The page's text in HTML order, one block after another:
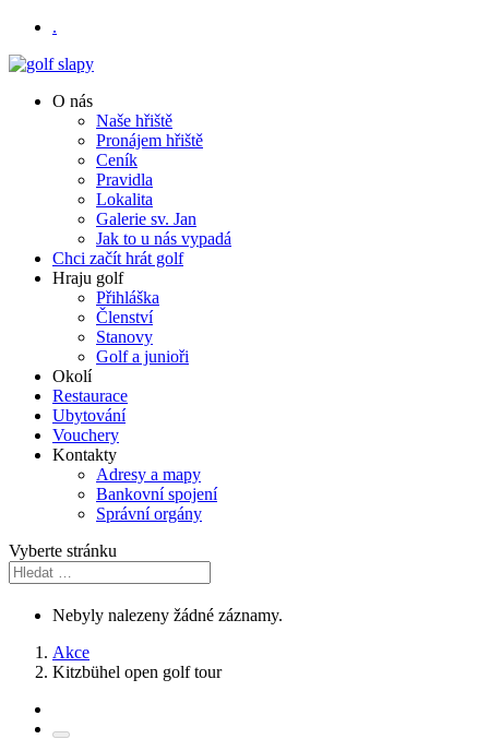
.
O nás
Naše hřiště
Pronájem hřiště
Ceník
Pravidla
Lokalita
Galerie sv. Jan
Jak to u nás vypadá
Chci začít hrát golf
Hraju golf
Přihláška
Členství
Stanovy
Golf a junioři
Okolí
Restaurace
Ubytování
Vouchery
Kontakty
Adresy a mapy
Bankovní spojení
Správní orgány
Vyberte stránku
Nebyly nalezeny žádné záznamy.
Akce
Kitzbühel open golf tour